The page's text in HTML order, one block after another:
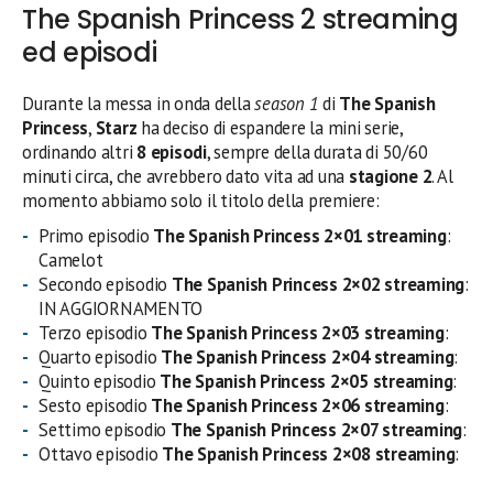
The Spanish Princess 2 streaming
ed episodi
Durante la messa in onda dellaseason 1 di The Spanish
Princess, Starz ha deciso di espandere la mini serie,
ordinando altri 8 episodi, sempre della durata di 50/60
minuti circa, che avrebbero dato vita ad una stagione 2. Al
momento abbiamo solo il titolo della premiere:
Primo episodio The Spanish Princess 2×01 streaming:
Camelot
Secondo episodio The Spanish Princess 2×02 streaming:
IN AGGIORNAMENTO
Terzo episodio The Spanish Princess 2×03 streaming:
Quarto episodio The Spanish Princess 2×04 streaming:
Quinto episodio The Spanish Princess 2×05 streaming:
Sesto episodio The Spanish Princess 2×06 streaming:
Settimo episodio The Spanish Princess 2×07 streaming:
Ottavo episodio The Spanish Princess 2×08 streaming: